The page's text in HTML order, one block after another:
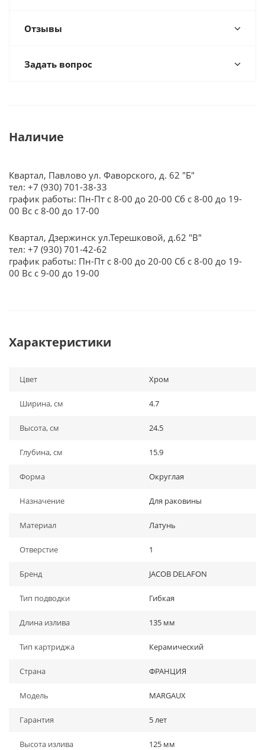
Отзывы
Задать вопрос
Наличие
Квартал, Павлово ул. Фаворского, д. 62 "Б"
тел: +7 (930) 701-38-33
график работы: Пн-Пт с 8-00 до 20-00 Сб с 8-00 до 19-
00 Вс с 8-00 до 17-00
Квартал, Дзержинск ул.Терешковой, д.62 "В"
тел: +7 (930) 701-42-62
график работы: Пн-Пт с 8-00 до 20-00 Сб с 8-00 до 19-
00 Вс с 9-00 до 19-00
Характеристики
Цвет Хром
Ширина, см 4.7
Высота, см 24.5
Глубина, см 15.9
Форма Округлая
Назначение Для раковины
Материал Латунь
Отверстие 1
Бренд JACOB DELAFON
Тип подводки Гибкая
Длина излива 135 мм
Тип картриджа Керамический
Страна ФРАНЦИЯ
Модель MARGAUX
Гарантия 5 лет
Высота излива 125 мм